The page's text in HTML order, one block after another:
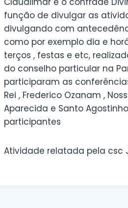
função de divulgar as
divulgando com
como por exemplo dia e
terços , festas e etc,
do conselho particular na
participaram as
Rei , Frederico Ozanam ,
Aparecida e Santo
participantes
Atividade relatada pela csc